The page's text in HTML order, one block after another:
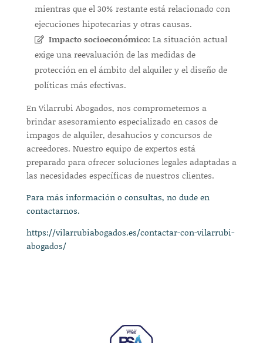
mientras que el 30% restante está relacionado con
ejecuciones hipotecarias y otras causas.
Impacto socioeconómico: La situación actual
exige una reevaluación de las medidas de
protección en el ámbito del alquiler y el diseño de
políticas más efectivas.
En Vilarrubi Abogados, nos comprometemos a
brindar asesoramiento especializado en casos de
impagos de alquiler, desahucios y concursos de
acreedores. Nuestro equipo de expertos está
preparado para ofrecer soluciones legales adaptadas a
las necesidades específicas de nuestros clientes.
Para más información o consultas, no dude en
contactarnos.
https://vilarrubiabogados.es/contactar-con-vilarrubi-
abogados/